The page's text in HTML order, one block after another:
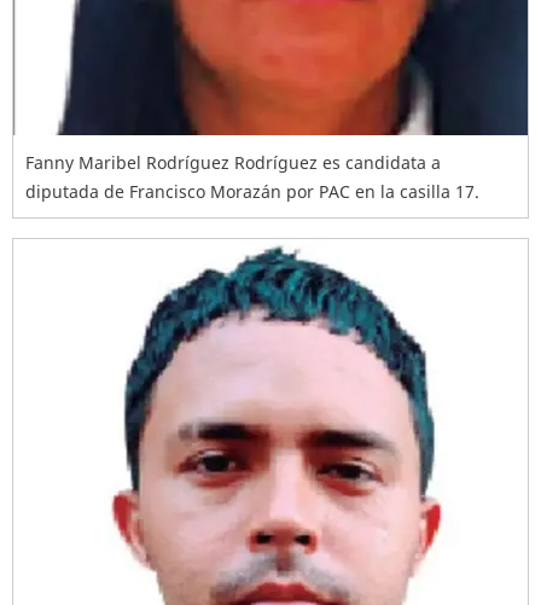
Fanny Maribel Rodríguez Rodríguez es candidata a
diputada de Francisco Morazán por PAC en la casilla 17.